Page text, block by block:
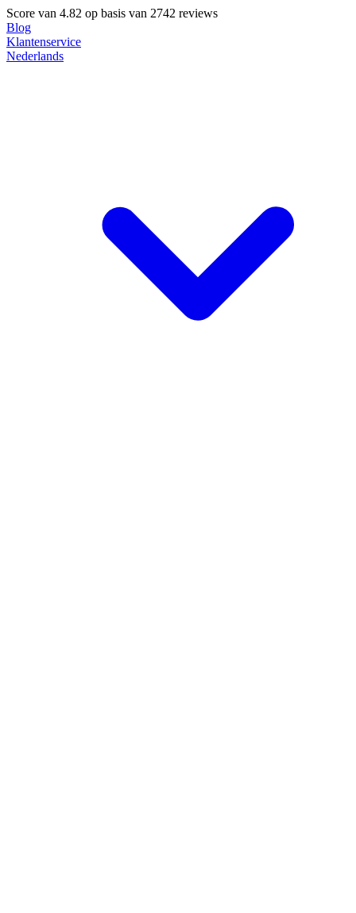
Score van 4.82 op basis van 2742 reviews
Blog
Klantenservice
Nederlands